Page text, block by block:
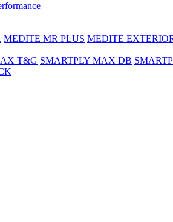
MEDITE MR PLUS MEDITE
T&G SMARTPLY MAX DB